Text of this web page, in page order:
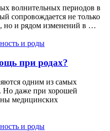
волнительных периодов в
сопровождается не только
но и рядом изменений в …
и роды
при родах?
одним из самых
Но даже при хорошей
медицинских
и роды